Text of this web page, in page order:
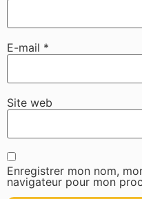
E-mail *
Site web
Enregistrer mon nom,
navigateur pour mon